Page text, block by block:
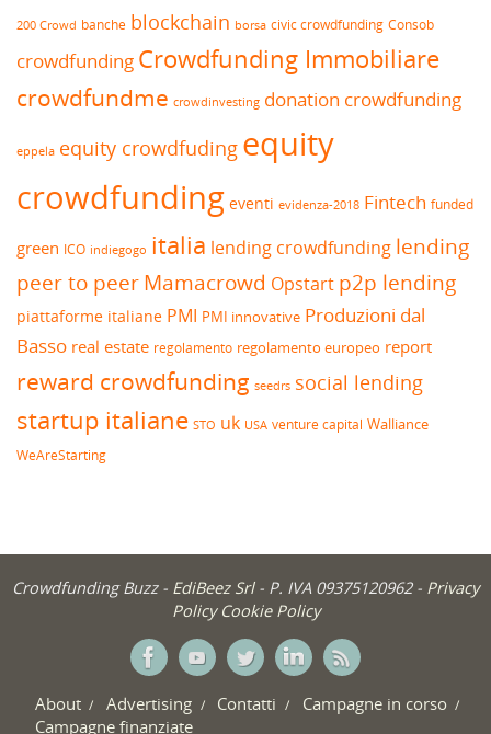
200 Crowd banche blockchain borsa civic crowdfunding Consob
crowdfunding Crowdfunding Immobiliare
crowdfundme crowdinvesting donation crowdfunding
eppela equity crowdfuding equity
crowdfunding eventi evidenza-2018 Fintech funded
green ICO indiegogo italia lending crowdfunding lending
peer to peerMamacrowd Opstart p2p lending
piattaforme italiane PMI PMI innovative Produzioni dal
Basso real estate regolamento regolamento europeo report
reward crowdfunding seedrs social lending
startup italiane STO uk USA venture capital Walliance
WeAreStarting
Crowdfunding Buzz - EdiBeez Srl - P. IVA 09375120962 - Privacy
Policy Cookie Policy
About Advertising Contatti
Campagne in corso
Campagne finanziate